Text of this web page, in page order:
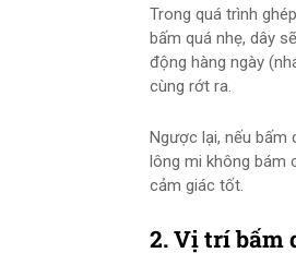
Trong quá trình
bấm quá nhẹ, dây
động hàng ngày
cùng rớt ra.
Ngược lại, nếu bấm
lông mi không bám
cảm giác tốt.
2. Vị trí bấm